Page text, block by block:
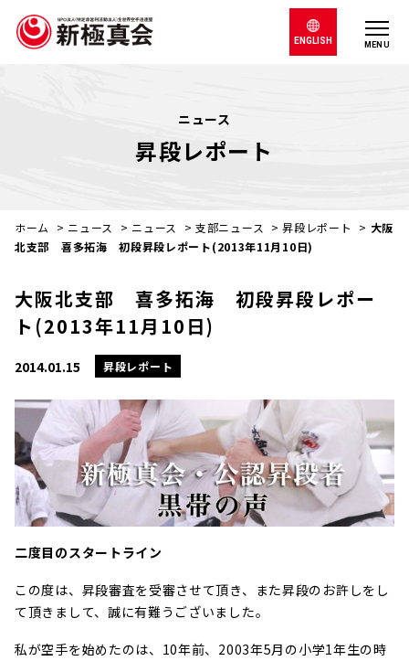
MENU
ENGLISH
ニュース
昇段レポート
ホーム > ニュース > ニュース >支部ニュース >昇段レポート > 大阪
北支部 喜多拓海 初段昇段レポート(2013年11月10日)
大阪北支部 喜多拓海 初段昇段レポー
ト(2013年11月10日)
2014.01.15 昇段レポート
二度目のスタートライン
この度は、昇段審査を受審させて頂き、また昇段のお許しをし
て頂きまして、誠に有難うございました。
私が空手を始めたのは、10年前、2003年5月の小学1年生の時